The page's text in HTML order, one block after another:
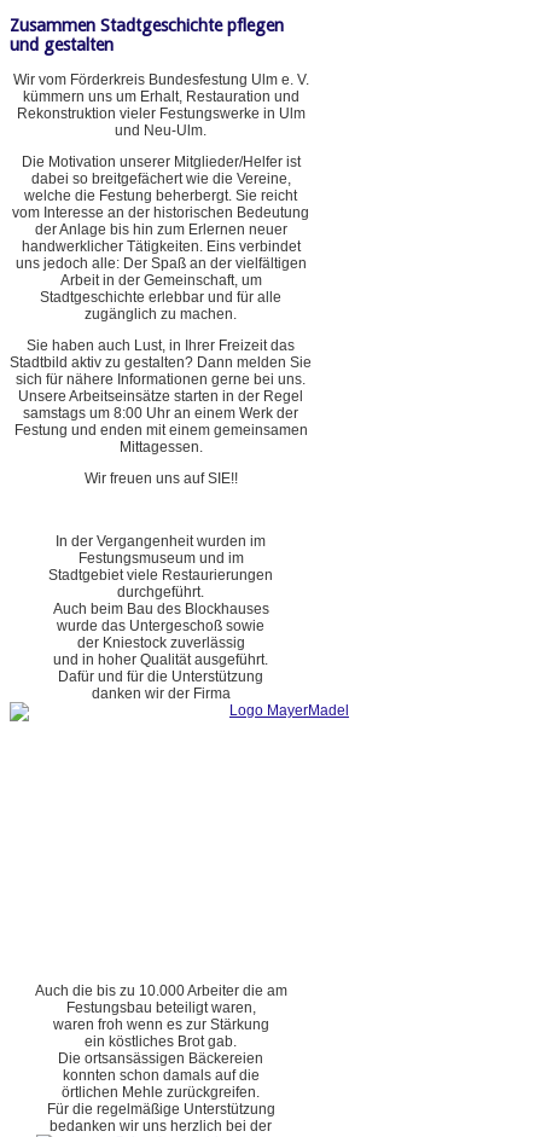
Zusammen Stadtgeschichte pflegen
und gestalten
Wir vom Förderkreis Bundesfestung Ulm e. V.
kümmern uns um Erhalt, Restauration und
Rekonstruktion vieler Festungswerke in Ulm
und Neu-Ulm.
Die Motivation unserer Mitglieder/Helfer ist
dabei so breitgefächert wie die Vereine,
welche die Festung beherbergt. Sie reicht
vom Interesse an der historischen Bedeutung
der Anlage bis hin zum Erlernen neuer
handwerklicher Tätigkeiten. Eins verbindet
uns jedoch alle: Der Spaß an der vielfältigen
Arbeit in der Gemeinschaft, um
Stadtgeschichte erlebbar und für alle
zugänglich zu machen.
Sie haben auch Lust, in Ihrer Freizeit das
Stadtbild aktiv zu gestalten? Dann melden Sie
sich für nähere Informationen gerne bei uns.
Unsere Arbeitseinsätze starten in der Regel
samstags um 8:00 Uhr an einem Werk der
Festung und enden mit einem gemeinsamen
Mittagessen.
Wir freuen uns auf SIE!!
In der Vergangenheit wurden im
Festungsmuseum und im
Stadtgebiet viele Restaurierungen
durchgeführt.
Auch beim Bau des Blockhauses
wurde das Untergeschoß sowie
der Kniestock zuverlässig
und in hoher Qualität ausgeführt.
Dafür und für die Unterstützung
danken wir der Firma
Auch die bis zu 10.000 Arbeiter die am
Festungsbau beteiligt waren,
waren froh wenn es zur Stärkung
ein köstliches Brot gab.
Die ortsansässigen Bäckereien
konnten schon damals auf die
örtlichen Mehle zurückgreifen.
Für die regelmäßige Unterstützung
bedanken wir uns herzlich bei der